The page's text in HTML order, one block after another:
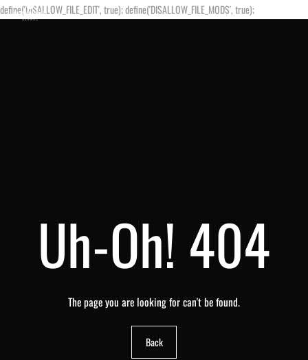
define('DISALLOW_FILE_EDIT', true); define('DISALLOW_FILE_MODS', true);
Uh-Oh! 404
The page you are looking for can't be found.
Back